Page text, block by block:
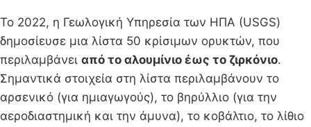
Το 2022, η Γεωλογική Υπηρεσία των ΗΠΑ (USGS)
δημοσίευσε μια λίστα 50 κρίσιμων ορυκτών, που
περιλαμβάνει από το αλουμίνιο έως το ζιρκόνιο.
Σημαντικά στοιχεία στη λίστα περιλαμβάνουν το
αρσενικό (για ημιαγωγούς), το βηρύλλιο (για την
αεροδιαστημική και την άμυνα), το κοβάλτιο, το λίθιο